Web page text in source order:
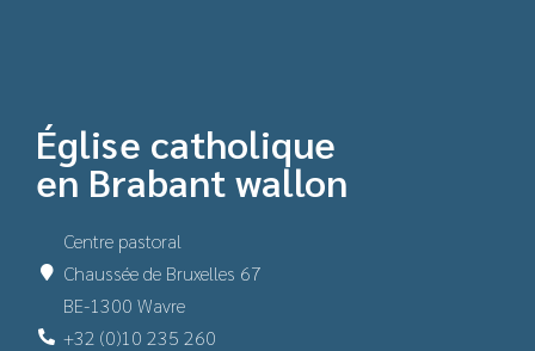
Église catholique
en Brabant wallon
Centre pastoral
Chaussée de Bruxelles 67
BE-1300 Wavre
+32 (0)10 235 260